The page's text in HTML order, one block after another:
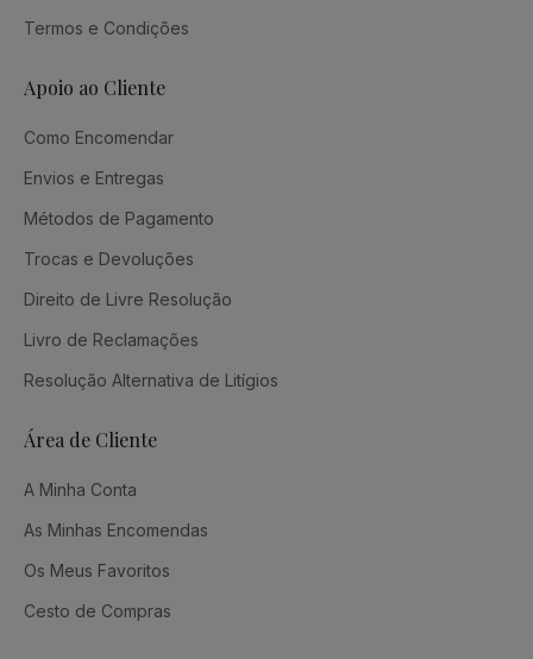
Termos e Condições
Apoio ao Cliente
Como Encomendar
Envios e Entregas
Métodos de Pagamento
Trocas e Devoluções
Direito de Livre Resolução
Livro de Reclamações
Resolução Alternativa de Litígios
Área de Cliente
A Minha Conta
As Minhas Encomendas
Os Meus Favoritos
Cesto de Compras